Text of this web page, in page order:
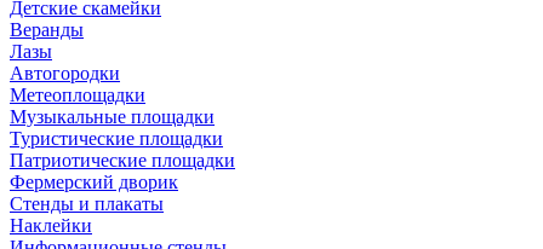
Детские скамейки
Веранды
Лазы
Автогородки
Метеоплощадки
Музыкальные площадки
Туристические площадки
Патриотические площадки
Фермерский дворик
Стенды и плакаты
Наклейки